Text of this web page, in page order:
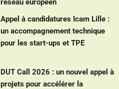
réseau européen
Appel à candidatures Icam Lille :
un accompagnement technique
pour les start-ups et TPE
DUT Call 2026 : un nouvel appel à
projets pour accélérer la